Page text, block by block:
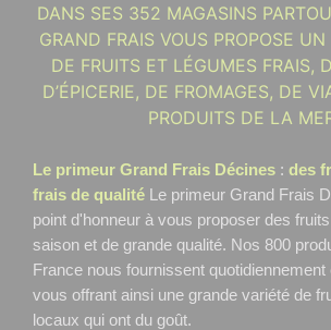
DANS SES 352 MAGASINS
GRAND FRAIS VOUS PROPOSE
DE FRUITS ET LÉGUMES FRAIS,
D’ÉPICERIE, DE FROMAGES, DE
PRODUITS DE LA
Le primeur Grand Frais Décines : des
frais de qualité Le primeur Grand Frais
point d'honneur à vous proposer des
saison et de grande qualité. Nos 800
France nous fournissent quotidiennement
vous offrant ainsi une grande variété de
locaux qui ont du goût.